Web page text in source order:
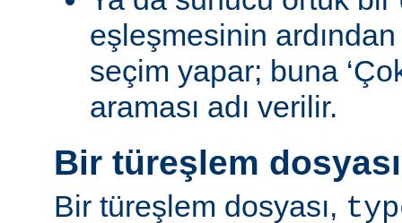
eşleşmesinin
seçim yapar; buna
araması adı verilir.
Bir türeşlem
Bir türeşlem dosyası,